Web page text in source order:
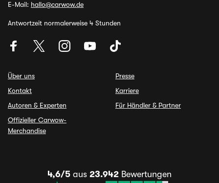
E-Mail: hallo@carwow.de
Antwortzeit normalerweise 4 Stunden
Über uns
Kontakt
Autoren & Experten
Offizieller Carwow-
Merchandise
Presse
Karriere
Für Händler & Partner
4,6/5 aus 23.942 Bewertungen